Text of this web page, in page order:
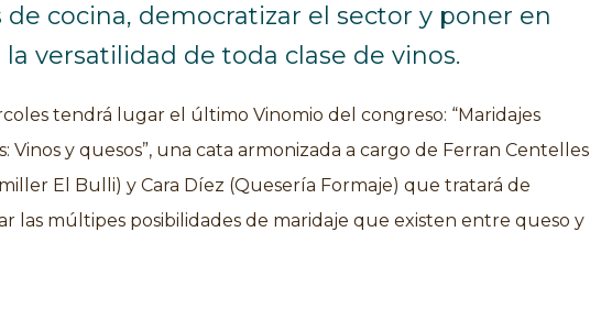
de cocina, democratizar el sector y poner en
la versatilidad de toda clase de vinos.
tendrá lugar el último Vinomio del congreso: “Maridajes
Vinos y quesos”, una cata armonizada a cargo de Ferran Centelles
El Bulli) y Cara Díez (Quesería Formaje) que tratará de
las múltipes posibilidades de maridaje que existen entre queso y